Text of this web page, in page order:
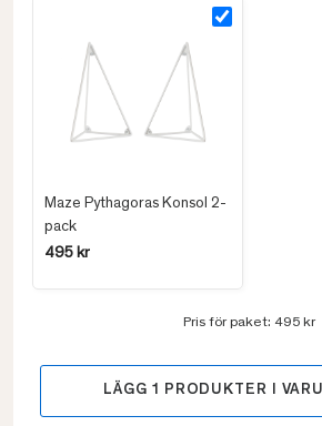
Maze Pythagoras Konsol 2-
pack
495 kr
Pris för paket: 495 kr
LÄGG 1 PRODUKTER I